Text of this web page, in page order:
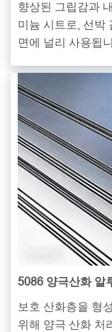
향상된 그립감과
미늄 시트로, 선박
면에 널리 사용됩
5086 양극산화 알
보호 산화층을 형
위해 양극 산화 처